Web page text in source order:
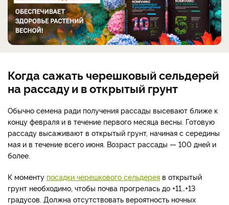
Когда сажать черешковый сельдерей
на рассаду и в открытый грунт
Обычно семена ради получения рассады высевают ближе к
концу февраля и в течение первого месяца весны. Готовую
рассаду высаживают в открытый грунт, начиная с середины
мая и в течение всего июня. Возраст рассады — 100 дней и
более.
К моменту посадки черешкового сельдерея в открытый
грунт необходимо, чтобы почва прогрелась до +11…+13
градусов. Должна отсутствовать вероятность ночных